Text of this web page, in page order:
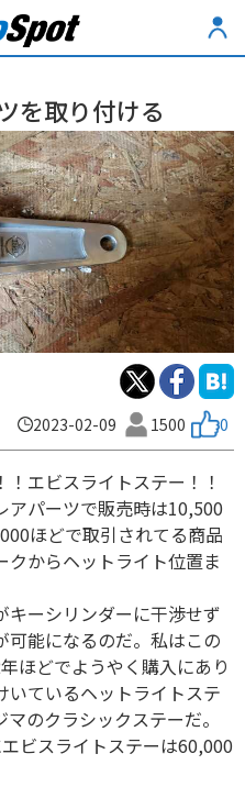
を取り付ける
2023-02-09 1500 0
エビスライトステー！！
アパーツで販売時は10,500
ほどで取引されてる商品
からヘットライト位置ま
キーシリンダーに干渉せず
可能になるのだ。私はこの
ほどでようやく購入にあり
いているヘットライトステ
のクラシックステーだ。
ビスライトステーは60,000